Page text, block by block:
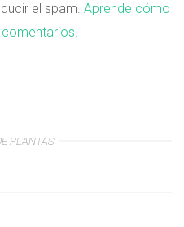
el spam. Aprende cómo
PLANTAS